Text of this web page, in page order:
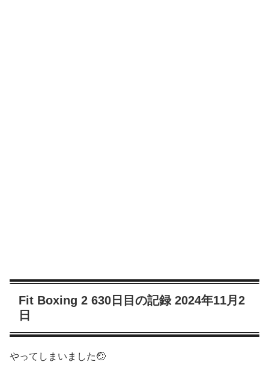
Fit Boxing 2 630日目の記録 2024年11月2
日
やってしまいました🤕